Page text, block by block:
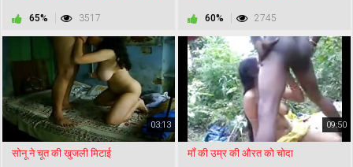
65% 3517 60% 2745
03:13
सोनू ने चूत की खुजली मिटाई
09:50
माँ की उम्र की औरत को चोदा